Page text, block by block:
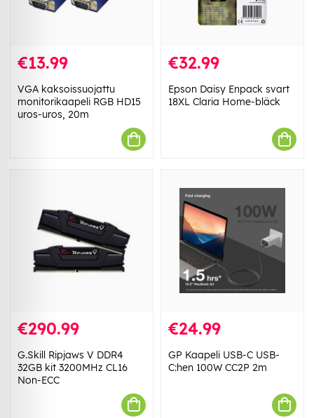
€13.99
VGA kaksoissuojattu
monitorikaapeli RGB HD15
uros-uros, 20m
€32.99
Epson Daisy Enpack svart
18XL Claria Home-bläck
€290.99
G.Skill Ripjaws V DDR4
32GB kit 3200MHz CL16
Non-ECC
€24.99
GP Kaapeli USB-C USB-
C:hen 100W CC2P 2m